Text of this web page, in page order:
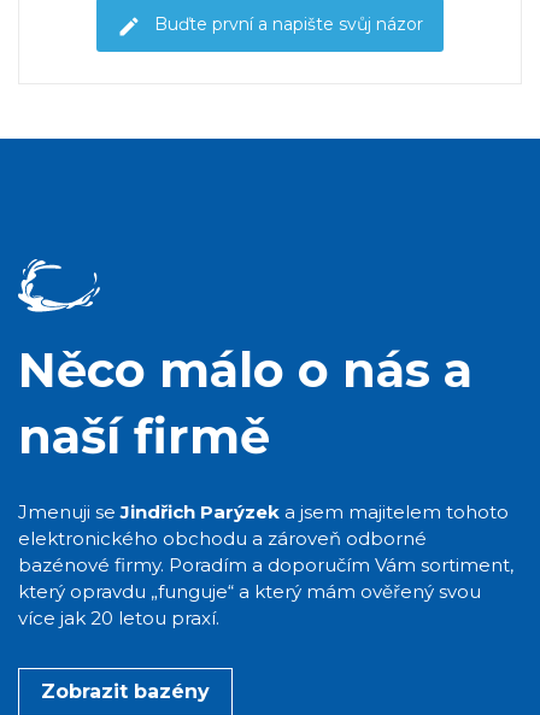
Buďte první a napište svůj názor
Něco málo o nás a
naší firmě
Jmenuji seJindřich Parýzek a jsem majitelem tohoto
elektronického obchodu a zároveň odborné
bazénové firmy. Poradím a doporučím Vám sortiment,
který opravdu „funguje“ a který mám ověřený svou
více jak 20 letou praxí.
Zobrazit bazény